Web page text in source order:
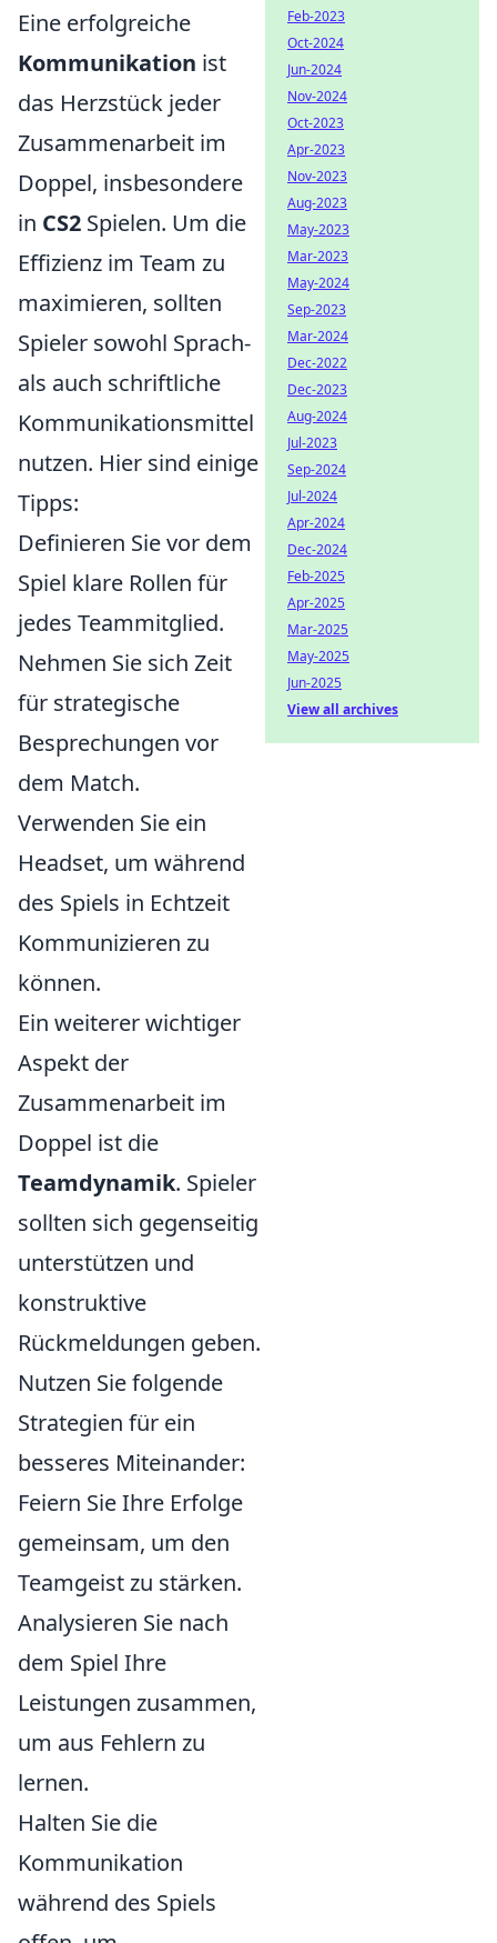
Eine erfolgreiche
Kommunikation ist
das Herzstück jeder
Zusammenarbeit im
Doppel, insbesondere
in CS2 Spielen. Um die
Effizienz im Team zu
maximieren, sollten
Spieler sowohl Sprach-
als auch schriftliche
Kommunikationsmittel
nutzen. Hier sind einige
Tipps:
Definieren Sie vor dem
Spiel klare Rollen für
jedes Teammitglied.
Nehmen Sie sich Zeit
für strategische
Besprechungen vor
dem Match.
Verwenden Sie ein
Headset, um während
des Spiels in Echtzeit
Kommunizieren zu
können.
Ein weiterer wichtiger
Aspekt der
Zusammenarbeit im
Doppel ist die
Teamdynamik. Spieler
sollten sich gegenseitig
unterstützen und
konstruktive
Rückmeldungen geben.
Nutzen Sie folgende
Strategien für ein
besseres Miteinander:
Feiern Sie Ihre Erfolge
gemeinsam, um den
Teamgeist zu stärken.
Analysieren Sie nach
dem Spiel Ihre
Leistungen zusammen,
um aus Fehlern zu
lernen.
Halten Sie die
Kommunikation
während des Spiels
Feb-2023
Oct-2024
Jun-2024
Nov-2024
Oct-2023
Apr-2023
Nov-2023
Aug-2023
May-2023
Mar-2023
May-2024
Sep-2023
Mar-2024
Dec-2022
Dec-2023
Aug-2024
Jul-2023
Sep-2024
Jul-2024
Apr-2024
Dec-2024
Feb-2025
Apr-2025
Mar-2025
May-2025
Jun-2025
View all archives